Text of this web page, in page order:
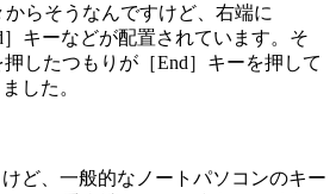
からそうなんですけど、右端に
］キーなどが配置されています。そ
したつもりが［End］キーを押して
した。
ど、一般的なノートパソコンのキー